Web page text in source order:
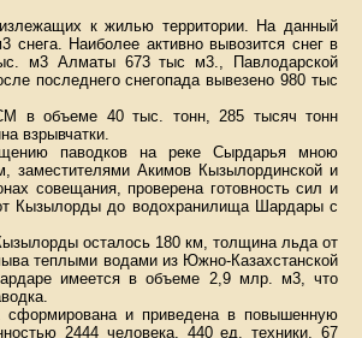
к жилью территории. На данный
Наиболее активно вывозится снег в
м3 Алматы 673 тыс м3., Павлодарской
последнего снегопада вывезено 980 тыс
в объеме 40 тыс. тонн, 285 тысяч тонн
взрывчатки.
паводков на реке Сырдарья мною
заместителями Акимов Кызылординской и
совещания, проверена готовность сил и
Кызылорды до водохранилища Шардары с
осталось 180 км, толщина льда от
теплыми водами из Южно-Казахстанской
имеется в объеме 2,9 млр. м3, что
и приведена в повышенную
2444 человека, 440 ед. техники, 67